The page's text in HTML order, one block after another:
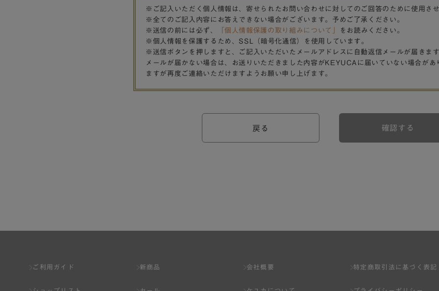
※ご記入いただく個人情報は、寄せられたお問い合わせに対してのご回答のために使用さ
※全てのご記入内容にお答えできない場合がございます。予めご了承ください。
※送信の前には必ず、
「個人情報保護の取り組みについて」
をお読みください。
※個人情報を保護するため、SSL（暗号化通信）を使用しています。
※送信ボタンを押しますと、ご記入いただいたメールアドレスに自動返信メールが届きま
メールが届かない場合は、お送りいただきました内容がKEYUCAに届いていない場合があ
ますが再度ご連絡いただけますようお願い申し上げます。
戻る 確認する
ご利用ガイド 新商品 会社概要 特定商取引法に基づく表記